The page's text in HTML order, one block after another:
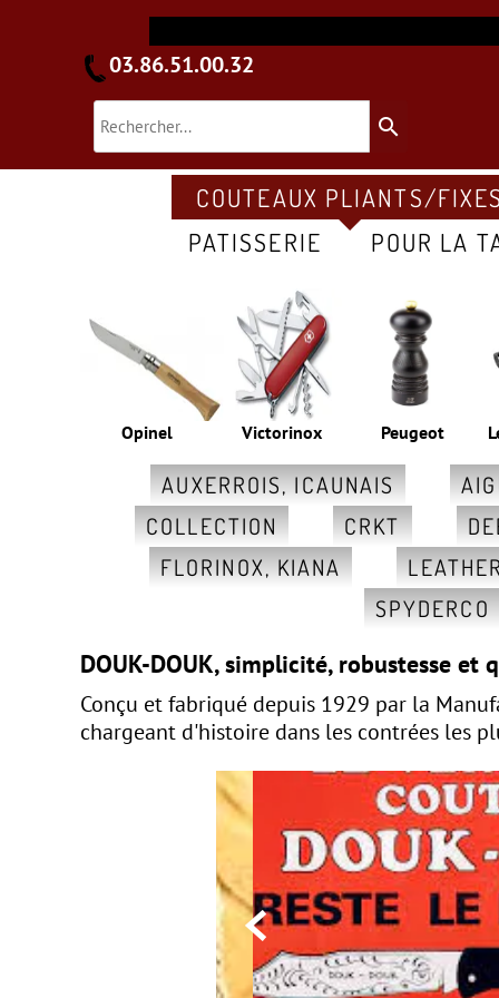
search
AUXERROIS, ICAUNAIS
COLLECTION
CRKT
FLORINOX, KIANA
SPYDERCO
Peugeot
Victorinox
Opinel
COUTEAUX PLIANTS/FIXES
PATISSERIE
POUR LA
03.86.51.00.32
DOUK-DOUK,simplicité, robustesse et
Conçu et fabriqué depuis 1929 par la
chargeant d'histoire dans les contrées les
